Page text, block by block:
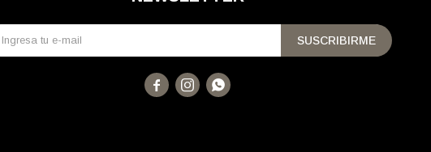
SUSCRIBIRME
  